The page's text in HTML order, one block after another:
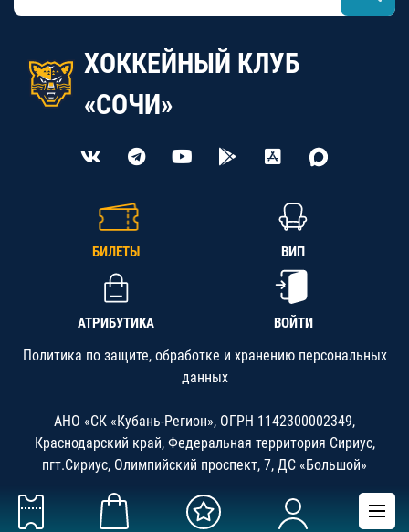
ХОККЕЙНЫЙ КЛУБ
«СОЧИ»
БИЛЕТЫ ВИП
АТРИБУТИКА ВОЙТИ
Политика по защите, обработке и хранению персональных
данных
АНО «СК «Кубань-Регион», ОГРН 1142300002349,
Краснодарский край, Федеральная территория Сириус,
пгт.Сириус, Олимпийский проспект, 7, ДС «Большой»